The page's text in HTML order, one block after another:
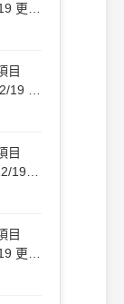
更
目
19 更
目
19
目
更